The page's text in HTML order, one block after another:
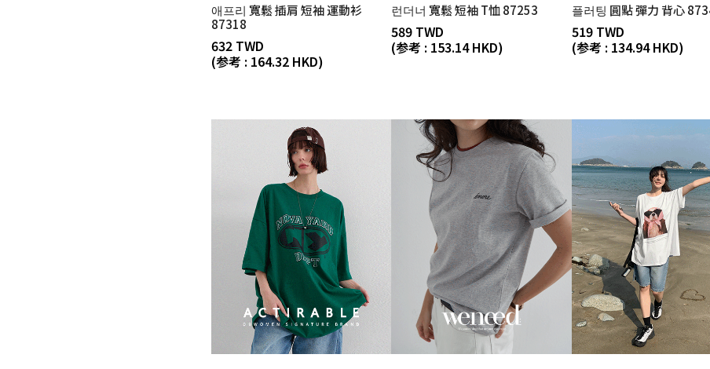
애프리 寬鬆 插肩 短袖 運動衫
87318
632 TWD
(参考 : 164.32 HKD)
런더너 寬鬆 短袖 T恤 87253
589 TWD
(参考 : 153.14 HKD)
플러팅 圓點 彈力 背心
519 TWD
(参考 : 134.94 HKD)